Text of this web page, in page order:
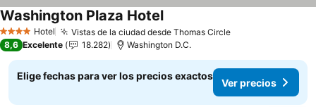
4 EstrellasHotel Vistas de la ciudad desde Thomas CircleVer precios
Washington Plaza HotelVer precios
8,6 Excelente 18.282 Washington D.C.
Elige fechas para ver los precios exactos
Ver precios